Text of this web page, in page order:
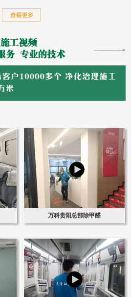
万科贵阳总部除甲醛